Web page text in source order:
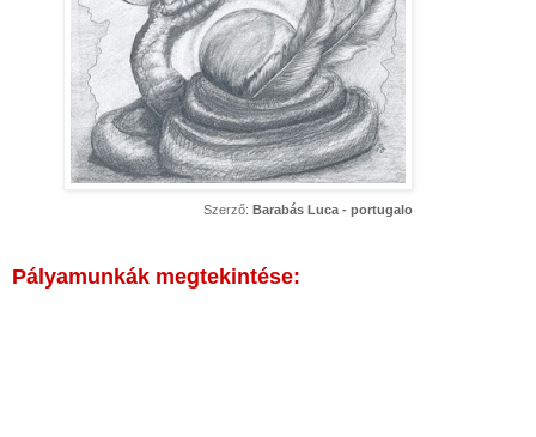
Szerző: Barabás Luca - portugalo
Pályamunkák megtekintése: